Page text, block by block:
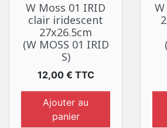
W Moss 01 IRID
clair iridescent
27x26.5cm
(W MOSS 01 IRID
S)
Prix
12,00 € TTC
Ajouter au
panier